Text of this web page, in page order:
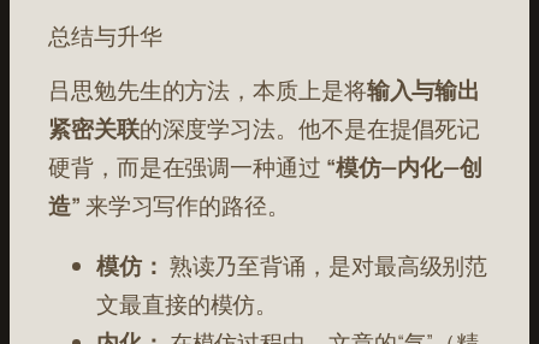
总结与升华
吕思勉先生的方法，本质上是将输入与输出
紧密关联的深度学习法。他不是在提倡死记
硬背，而是在强调一种通过 “模仿—内化—创
造”来学习写作的路径。
模仿： 熟读乃至背诵，是对最高级别范
文最直接的模仿。